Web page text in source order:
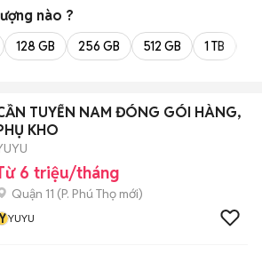
nào ?
128 GB 256 GB 512 GB 1 TB
TUYỂN NAM ĐÓNG GÓI HÀNG,
KHO
6 triệu/tháng
Quận 11 (P. Phú Thọ mới)
YUYU